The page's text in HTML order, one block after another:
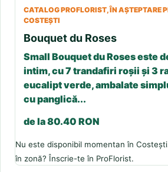
CATALOG PROFLORIST, ÎN AȘTEPTARE
COSTEȘTI
Bouquet du Roses
Small Bouquet du Roses este
intim, cu 7 trandafiri roșii și 3
eucalipt verde, ambalate
cu panglică...
de la 80.40 RON
Nu este disponibil momentan în
în zonă? Înscrie-te în ProFlorist.